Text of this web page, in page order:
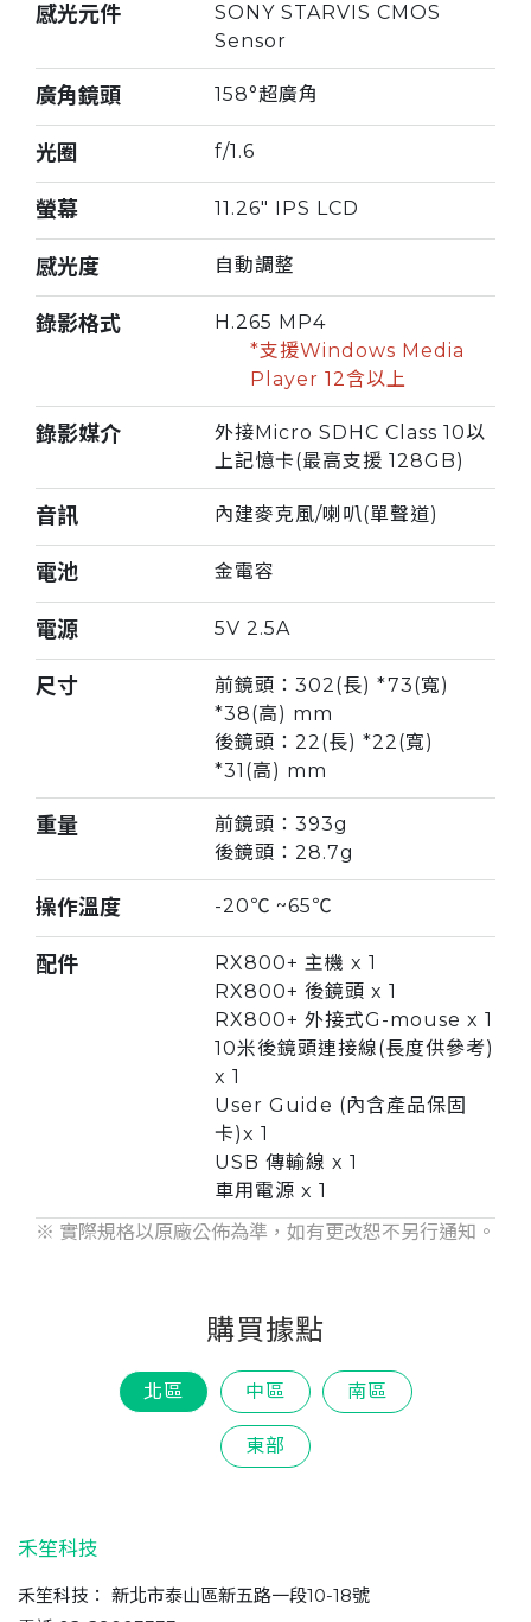
感光元件
SONY STARVIS CMOS
Sensor
廣角鏡頭 158°超廣角
光圈 f/1.6
螢幕 11.26" IPS LCD
感光度 自動調整
錄影格式
H.265 MP4
*支援Windows Media
Player 12含以上
錄影媒介
外接Micro SDHC Class 10以
上記憶卡(最高支援 128GB)
音訊 內建麥克風/喇叭(單聲道)
電池 金電容
電源 5V 2.5A
尺寸
前鏡頭：302(長) *73(寬)
*38(高) mm
後鏡頭：22(長) *22(寬)
*31(高) mm
重量
前鏡頭：393g
後鏡頭：28.7g
操作溫度 -20℃ ~65℃
配件
RX800+ 主機 x 1
RX800+ 後鏡頭 x 1
RX800+ 外接式G-mouse x 1
10米後鏡頭連接線(長度供參考)
x 1
User Guide (內含產品保固
卡)x 1
USB 傳輸線 x 1
車用電源 x 1
※ 實際規格以原廠公佈為準，如有更改恕不另行通知。
購買據點
北區 中區 南區
東部
禾笙科技
禾笙科技： 新北市泰山區新五路一段10-18號